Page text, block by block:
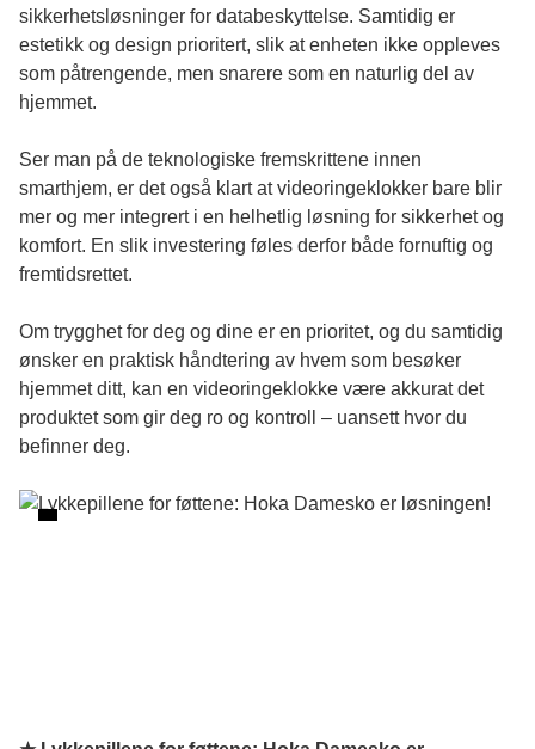
sikkerhetsløsninger for databeskyttelse. Samtidig er
estetikk og design prioritert, slik at enheten ikke oppleves
som påtrengende, men snarere som en naturlig del av
hjemmet.
Ser man på de teknologiske fremskrittene innen
smarthjem, er det også klart at videoringeklokker bare blir
mer og mer integrert i en helhetlig løsning for sikkerhet og
komfort. En slik investering føles derfor både fornuftig og
fremtidsrettet.
Om trygghet for deg og dine er en prioritet, og du samtidig
ønsker en praktisk håndtering av hvem som besøker
hjemmet ditt, kan en videoringeklokke være akkurat det
produktet som gir deg ro og kontroll – uansett hvor du
befinner deg.